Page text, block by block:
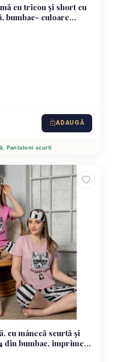
cu tricou și short cu
bumbac- culoare
ADAUGĂ
Pantaloni scurti
cu mânecă scurtă și
din bumbac, imprimeu